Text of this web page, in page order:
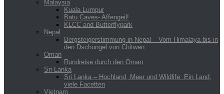
Malaysia
Kuala Lumpur
Batu Caves- Affengeil!
KLCC and Butterflypark
Nepal
Bergsteigerstimmung in Nepal – Vom Himalaya bis in
den Dschungel von Chitwan
Oman
Rundreise durch den Oman
Sri Lanka
Sri Lanka – Hochland, Meer und Wildlife: Ein Land,
viele Facetten
Vietnam